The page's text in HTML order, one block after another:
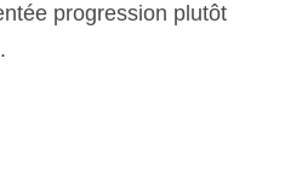
progression plutôt